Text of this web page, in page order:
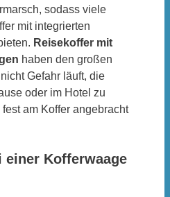
sodass viele
mit integrierten
Reisekoffer mit
haben den großen
Gefahr läuft, die
oder im Hotel zu
am Koffer angebracht
einer Kofferwaage